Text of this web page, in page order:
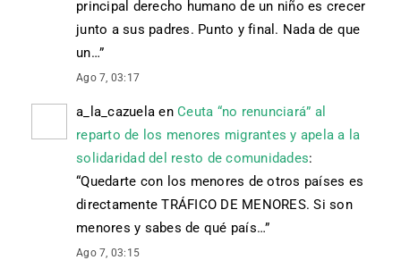
principal derecho humano de un niño es crecer
junto a sus padres. Punto y final. Nada de que
un…”
Ago 7, 03:17
a_la_cazuela en Ceuta “no renunciará” al
reparto de los menores migrantes y apela a la
solidaridad del resto de comunidades:
“Quedarte con los menores de otros países es
directamente TRÁFICO DE MENORES. Si son
menores y sabes de qué país…”
Ago 7, 03:15